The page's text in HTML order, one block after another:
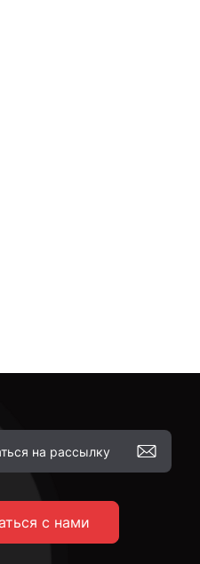
с нами